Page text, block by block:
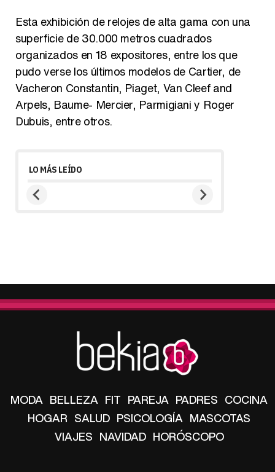
Esta exhibición de relojes de alta gama con una
superficie de 30.000 metros cuadrados
organizados en 18 expositores, entre los que
pudo verse los últimos modelos de Cartier, de
Vacheron Constantin, Piaget, Van Cleef and
Arpels, Baume- Mercier, Parmigiani y Roger
Dubuis, entre otros.
LO MÁS LEÍDO
MODA BELLEZA FIT PAREJA PADRES COCINA
HOGAR SALUD PSICOLOGÍA MASCOTAS
VIAJES NAVIDAD HORÓSCOPO